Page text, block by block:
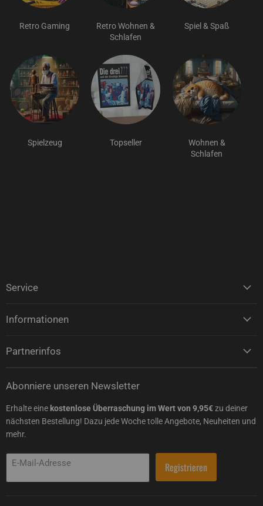
Retro Gaming
Retro Wohnen &
Schlafen
Spiel & Spaß
Spielzeug Topseller
Wohnen &
Schlafen
Service
Informationen
Partnerinfos
Abonniere unseren Newsletter
Erhalte eine kostenlose Überraschung im Wert von 9,95€zu deiner
nächsten Bestellung! Dazu jede Woche tolle Angebote, Neuheiten und
mehr.
E-Mail-Adresse Registrieren